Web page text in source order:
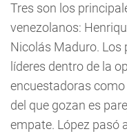
Tres son los
venezolanos:
Nicolás Maduro. Los
líderes dentro de la
encuestadoras
del que gozan es
empate. López pasó